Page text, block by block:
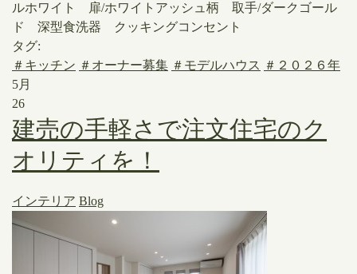
ルホワイト 扉/ホワイトアッシュ柄 取手/ダークゴール
ド 深型食洗器 クッキングコンセント
タグ:
＃キッチン ＃オーナー募集 ＃モデルハウス ＃２０２６年
5月
26
建売の手軽さで注文住宅のク
オリティを！
インテリア Blog